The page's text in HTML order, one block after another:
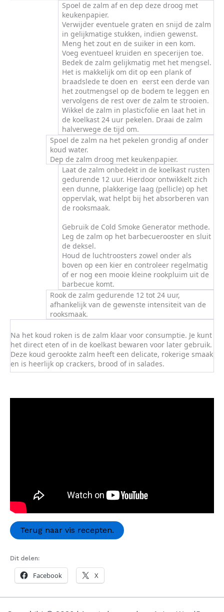
Spoel de zalm af en dep deze droog met
keukenpapier.
Verwijder eventuele graten en snijd de zalm
in gelijkmatige stukken, indien gewenst.
Meng het zout en de suiker in een kom.
Voeg eventueel kruiden en specerijen toe.
Bedek de zalm gelijkmatig met het mengsel.
Het is makkelijk om dit op een plank of
braadslede te doen en eerst een derde van
het zoutmengsel op de bodem te leggen en
vervolgens de rest over de zalm te strooien.
Wikkel de zalm in plasticfolie en laat het in
de koelkast 24 uur pekelen. Draai de zalm
halverwege de tijd om.
Spoel de zalm na het pekelen grondig af onder
koud water.
Dep de zalm droog met keukenpapier.
Laat de zalm onbedekt in de koelkast rusten
gedurende 12 uur. Hierdoor ontwikkelt zich
een dunne, plakkerige laag (pellicle) op het
oppervlak, wat helpt bij het absorberen van
de rooksmaak.
Gebruik de Cold Smoke Generator methode.
Leg de zalm op het barbecuerooster en sluit
de deksel.
Houd de luchtroosters zowel onder als
boven op een kier en controleer regelmatig
of er nog een mooie kleine rookpluim uit de
barbecue komt.
Rook de zalm gedurende 12 tot 24 uur,
afhankelijk van de gewenste intensiteit van de
rooksmaak.
Na het koud roken is de zalm klaar voor consumptie. Je kunt
het direct eten of in de koelkast bewaren voor later gebruik.
Deze koud gerookte zalm heeft een delicate, rokerige smaak
en is heerlijk op crackers, brood of in salades.
Terug naar vis recepten.
Dit delen:
Facebook X